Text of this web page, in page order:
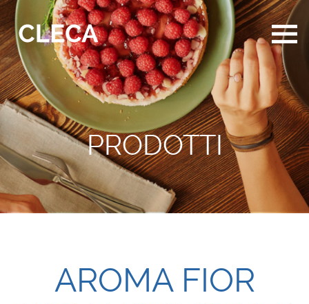
PRODOTTI
AROMA FIOR